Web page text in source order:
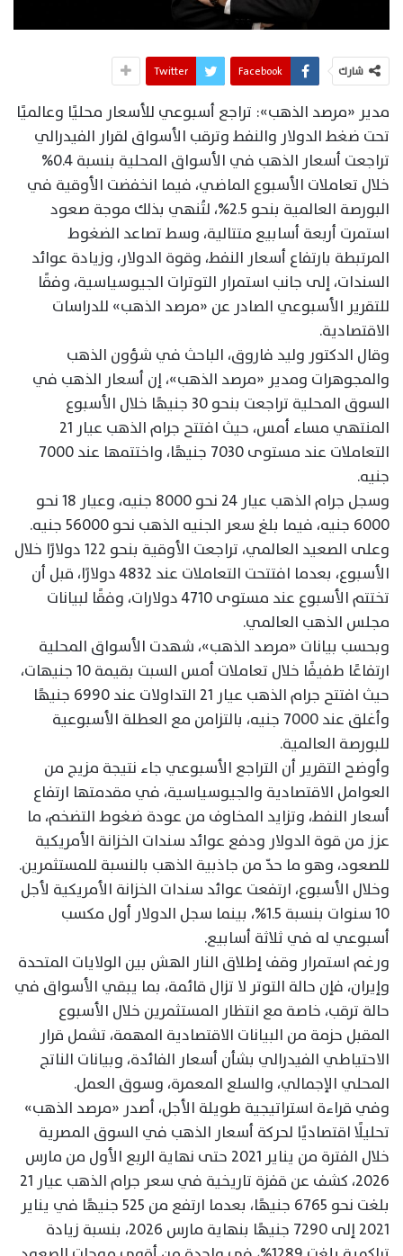
شارك Facebook
Twitter
مدير «مرصد الذهب»: تراجع أسبوعي للأسعار محليًا وعالميًا
تحت ضغط الدولار والنفط وترقب الأسواق لقرار الفيدرالي
تراجعت أسعار الذهب في الأسواق المحلية بنسبة 0.4%
خلال تعاملات الأسبوع الماضي، فيما انخفضت الأوقية في
البورصة العالمية بنحو 2.5%، لتُنهي بذلك موجة صعود
استمرت أربعة أسابيع متتالية، وسط تصاعد الضغوط
المرتبطة بارتفاع أسعار النفط، وقوة الدولار، وزيادة عوائد
السندات، إلى جانب استمرار التوترات الجيوسياسية، وفقًا
للتقرير الأسبوعي الصادر عن «مرصد الذهب» للدراسات
الاقتصادية.
وقال الدكتور وليد فاروق، الباحث في شؤون الذهب
والمجوهرات ومدير «مرصد الذهب»، إن أسعار الذهب في
السوق المحلية تراجعت بنحو 30 جنيهًا خلال الأسبوع
المنتهي مساء أمس، حيث افتتح جرام الذهب عيار 21
التعاملات عند مستوى 7030 جنيهًا، واختتمها عند 7000
جنيه.
وسجل جرام الذهب عيار 24 نحو 8000 جنيه، وعيار 18 نحو
6000 جنيه، فيما بلغ سعر الجنيه الذهب نحو 56000 جنيه.
وعلى الصعيد العالمي، تراجعت الأوقية بنحو 122 دولارًا خلال
الأسبوع، بعدما افتتحت التعاملات عند 4832 دولارًا، قبل أن
تختتم الأسبوع عند مستوى 4710 دولارات، وفقًا لبيانات
مجلس الذهب العالمي.
وبحسب بيانات «مرصد الذهب»، شهدت الأسواق المحلية
ارتفاعًا طفيفًا خلال تعاملات أمس السبت بقيمة 10 جنيهات،
حيث افتتح جرام الذهب عيار 21 التداولات عند 6990 جنيهًا
وأغلق عند 7000 جنيه، بالتزامن مع العطلة الأسبوعية
للبورصة العالمية.
وأوضح التقرير أن التراجع الأسبوعي جاء نتيجة مزيج من
العوامل الاقتصادية والجيوسياسية، في مقدمتها ارتفاع
أسعار النفط، وتزايد المخاوف من عودة ضغوط التضخم، ما
عزز من قوة الدولار ودفع عوائد سندات الخزانة الأمريكية
للصعود، وهو ما حدّ من جاذبية الذهب بالنسبة للمستثمرين.
وخلال الأسبوع، ارتفعت عوائد سندات الخزانة الأمريكية لأجل
10 سنوات بنسبة 1.5%، بينما سجل الدولار أول مكسب
أسبوعي له في ثلاثة أسابيع.
ورغم استمرار وقف إطلاق النار الهش بين الولايات المتحدة
وإيران، فإن حالة التوتر لا تزال قائمة، بما يبقي الأسواق في
حالة ترقب، خاصة مع انتظار المستثمرين خلال الأسبوع
المقبل حزمة من البيانات الاقتصادية المهمة، تشمل قرار
الاحتياطي الفيدرالي بشأن أسعار الفائدة، وبيانات الناتج
المحلي الإجمالي، والسلع المعمرة، وسوق العمل.
وفي قراءة استراتيجية طويلة الأجل، أصدر «مرصد الذهب»
تحليلًا اقتصاديًا لحركة أسعار الذهب في السوق المصرية
خلال الفترة من يناير 2021 حتى نهاية الربع الأول من مارس
2026، كشف عن قفزة تاريخية في سعر جرام الذهب عيار 21
بلغت نحو 6765 جنيهًا، بعدما ارتفع من 525 جنيهًا في يناير
2021 إلى 7290 جنيهًا بنهاية مارس 2026، بنسبة زيادة